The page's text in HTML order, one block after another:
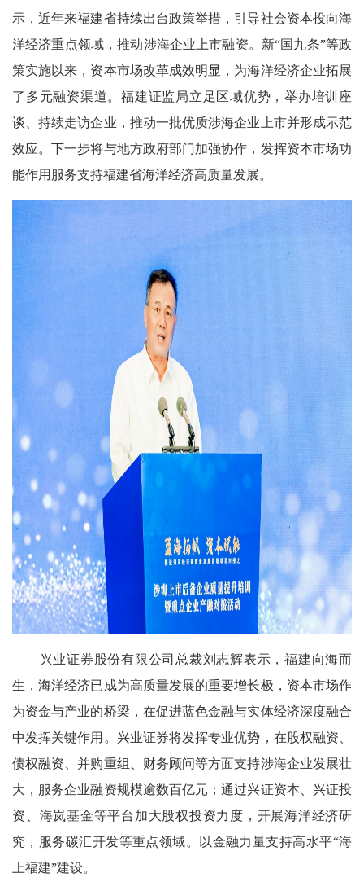
示，近年来福建省持续出台政策举措，引导社会资本投向海
洋经济重点领域，推动涉海企业上市融资。新“国九条”等政
策实施以来，资本市场改革成效明显，为海洋经济企业拓展
了多元融资渠道。福建证监局立足区域优势，举办培训座
谈、持续走访企业，推动一批优质涉海企业上市并形成示范
效应。下一步将与地方政府部门加强协作，发挥资本市场功
能作用服务支持福建省海洋经济高质量发展。
兴业证券股份有限公司总裁刘志辉表示，福建向海而
生，海洋经济已成为高质量发展的重要增长极，资本市场作
为资金与产业的桥梁，在促进蓝色金融与实体经济深度融合
中发挥关键作用。兴业证券将发挥专业优势，在股权融资、
债权融资、并购重组、财务顾问等方面支持涉海企业发展壮
大，服务企业融资规模逾数百亿元；通过兴证资本、兴证投
资、海岚基金等平台加大股权投资力度，开展海洋经济研
究，服务碳汇开发等重点领域。以金融力量支持高水平“海
上福建”建设。